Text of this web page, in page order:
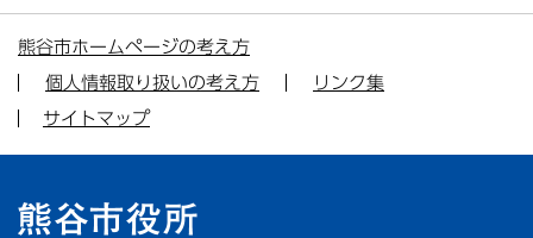
熊谷市ホームページの考え方
個人情報取り扱いの考え方
リンク集
サイトマップ